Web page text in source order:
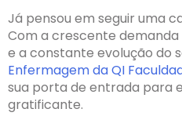
Já pensou em seguir uma
Com a crescente demanda
e a constante evolução do
Enfermagem da QI
sua porta de entrada para
gratificante.